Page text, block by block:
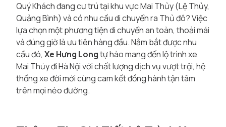
Quý Khách đang cư trú tại khu vực Mai Thủy (Lệ Thủy,
Quảng Bình) và có nhu cầu di chuyển ra Thủ đô? Việc
lựa chọn một phương tiện di chuyển an toàn, thoải mái
và đúng giờ là ưu tiên hàng đầu. Nắm bắt được nhu
cầu đó, Xe Hưng Longtự hào mang đến lộ trình xe
Mai Thủy đi Hà Nội với chất lượng dịch vụ vượt trội, hệ
thống xe đời mới cùng cam kết đồng hành tận tâm
trên mọi nẻo đường.